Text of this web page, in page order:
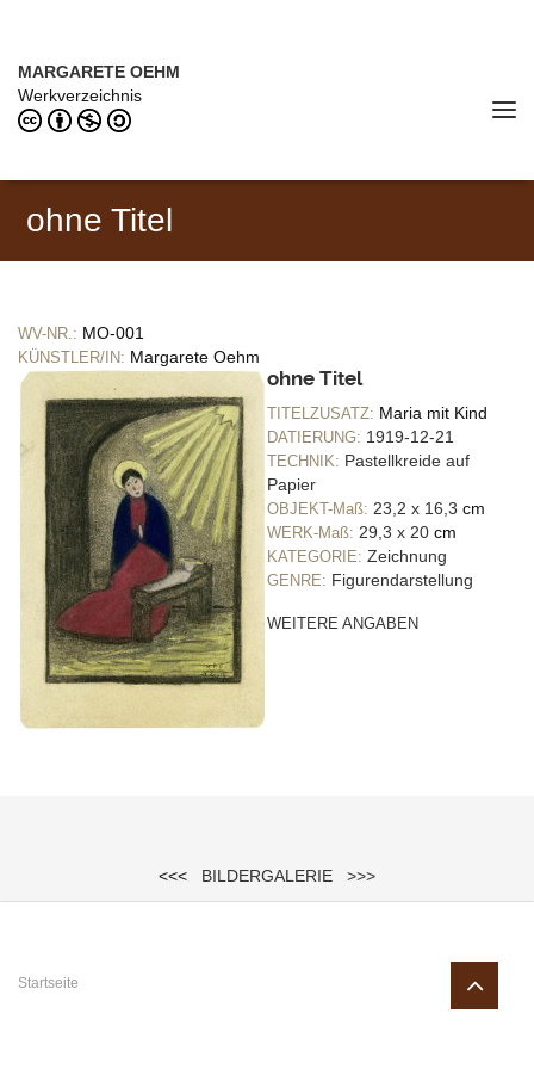
MARGARETE OEHM
Werkverzeichnis
ohne Titel
WV-NR.: MO-001
KÜNSTLER/IN: Margarete Oehm
ohne Titel
TITELZUSATZ: Maria mit Kind
DATIERUNG: 1919-12-21
TECHNIK: Pastellkreide auf
Papier
OBJEKT-Maß: 23,2 x 16,3 cm
WERK-Maß: 29,3 x 20 cm
KATEGORIE: Zeichnung
GENRE: Figurendarstellung
WEITERE ANGABEN
<<< BILDERGALERIE >>>
Sie sind hier
Startseite